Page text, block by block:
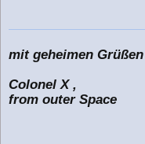
mit geheimen Grüßen
Colonel X ,
from outer Space